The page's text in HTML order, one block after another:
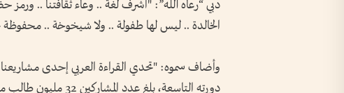
دبي “رعاه الله”: "أشرف لغة .. وعاء ثقافتنا .. ورمز
الخالدة .. ليس لها طفولة .. ولا شيخوخة .. محفوظة
وأضاف سموه: "تحدي القراءة العربي إحدى مشاريعنا